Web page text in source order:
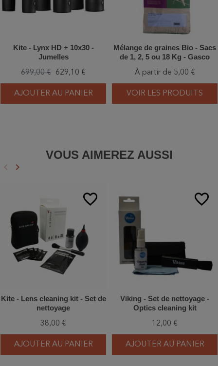
Kite - Lynx HD + 10x30 -
Jumelles
699,00 € 629,10 €
AJOUTER AU PANIER
Mélange de graines Bio - Sacs
de 1, 2, 5 ou 18 Kg - Gasco
À partir de 5,00 €
VOIR LES PRODUITS
VOUS AIMEREZ AUSSI
Précédent
keyboard_arrow_left Suivant
keyboard_arrow_right
favorite_border
Kite - Lens cleaning kit - Set de
nettoyage
38,00 €
AJOUTER AU PANIER
favorite_border
Viking - Set de nettoyage -
Optics cleaning kit
12,00 €
AJOUTER AU PANIER